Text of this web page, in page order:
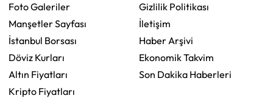
Foto Galeriler
Manşetler Sayfası
İstanbul Borsası
Döviz Kurları
Altın Fiyatları
Kripto Fiyatları
Gizlilik Politikası
İletişim
Haber Arşivi
Ekonomik Takvim
Son Dakika Haberleri